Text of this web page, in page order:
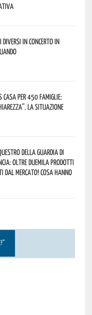
DiVersi in concerto in
casa per 450 famiglie:
La situazione
della Guardia di
oltre duemila prodotti
mercato! Cosa hanno